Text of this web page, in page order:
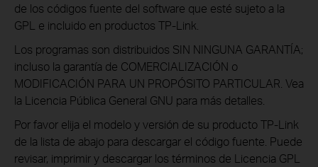
de los códigos fuente del software que esté sujeto a la
GPL e incluido en productos TP-Link.
Los programas son distribuidos SIN NINGUNA GARANTÍA;
incluso la garantía de COMERCIALIZACIÓN o
MODIFICACIÓN PARA UN PROPÓSITO PARTICULAR. Vea
la Licencia Pública General GNU para más detalles.
Por favor elija el modelo y versión de su producto TP-Link
de la lista de abajo para descargar el código fuente. Puede
revisar, imprimir y descargar los términos de Licencia GPL